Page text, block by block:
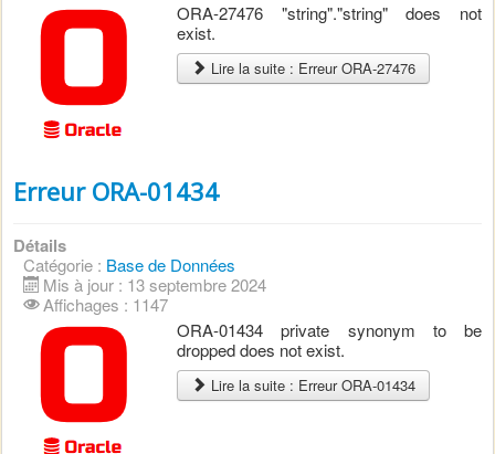
ORA-27476 "string"."string" does not
exist.
Lire la suite : Erreur ORA-27476
Erreur ORA-01434
Détails
Catégorie : Base de Données
Mis à jour : 13 septembre 2024
Affichages : 1147
ORA-01434 private synonym to be
dropped does not exist.
Lire la suite : Erreur ORA-01434